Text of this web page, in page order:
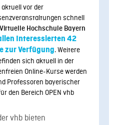
vor der
schnell
Hochschule Bayern
Interessierten 42
zur Verfügung. Weitere
sich aktuell in der
Online-Kurse werden
Professoren bayerischer
den Bereich OPEN vhb
vhb bieten